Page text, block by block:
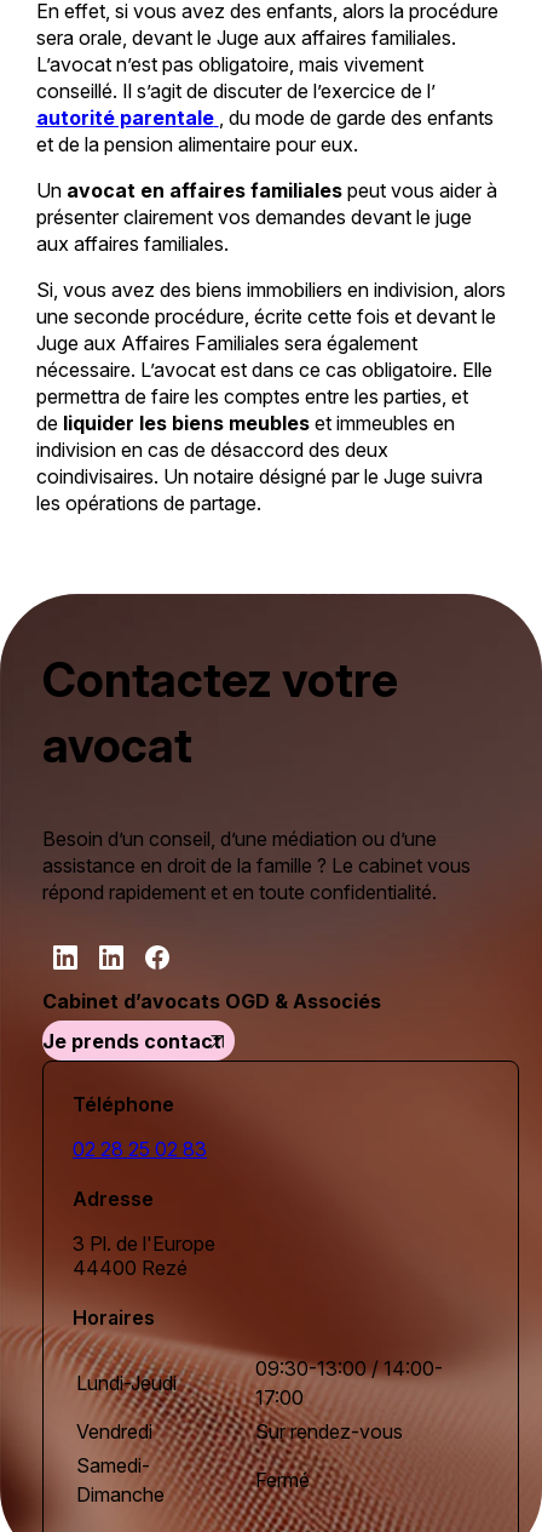
En effet, si vous avez des enfants, alors la procédure
sera orale, devant le Juge aux affaires familiales.
L’avocat n’est pas obligatoire, mais vivement
conseillé. Il s’agit de discuter de l’exercice de l’
autorité parentale , du mode de garde des enfants
et de la pension alimentaire pour eux.
Un avocat en affaires familialespeut vous aider à
présenter clairement vos demandes devant le juge
aux affaires familiales.
Si, vous avez des biens immobiliers en indivision, alors
une seconde procédure, écrite cette fois et devant le
Juge aux Affaires Familiales sera également
nécessaire. L’avocat est dans ce cas obligatoire. Elle
permettra de faire les comptes entre les parties, et
de liquider les biens meubles et immeubles en
indivision en cas de désaccord des deux
coindivisaires. Un notaire désigné par le Juge suivra
les opérations de partage.
Contactez votre
avocat
Besoin d’un conseil, d’une médiation ou d’une
assistance en droit de la famille ? Le cabinet vous
répond rapidement et en toute confidentialité.
Cabinet d’avocats OGD & Associés
Je prends contact
Téléphone
02 28 25 02 83
Adresse
3 Pl. de l'Europe
44400 Rezé
Horaires
Lundi-Jeudi
09:30-13:00 / 14:00-
17:00
Vendredi
Sur rendez-vous
Samedi-
Dimanche
Fermé